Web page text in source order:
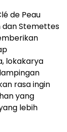
de Peau
dan Stemettes
lokakarya
rasa ingin
yang
lebih